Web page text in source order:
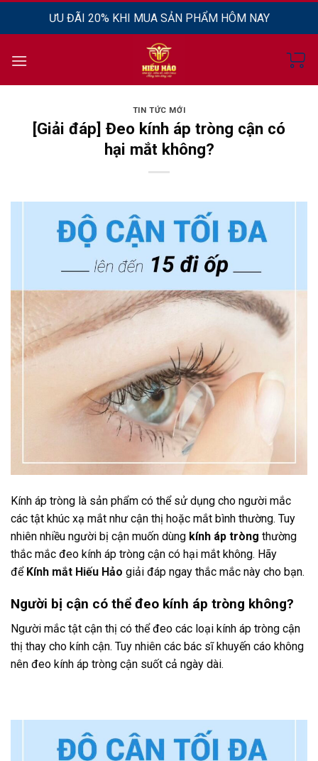
dung
MIỄN PHÍ GIAO HÀNG TOÀN QUỐC
TIN TỨC MỚI
[Giải đáp] Đeo kính áp tròng cận có
hại mắt không?
Kính áp tròng là sản phẩm có thể sử dụng cho người mắc
các tật khúc xạ mắt như cận thị hoặc mắt bình thường. Tuy
nhiên nhiều người bị cận muốn dùng kính áp tròng thường
thắc mắc đeo kính áp tròng cận có hại mắt không. Hãy
để Kính mắt Hiếu Hảo giải đáp ngay thắc mắc này cho bạn.
Người bị cận có thể đeo kính áp tròng không?
Người mắc tật cận thị có thể đeo các loại kính áp tròng cận
thị thay cho kính cận. Tuy nhiên các bác sĩ khuyến cáo không
nên đeo kính áp tròng cận suốt cả ngày dài.